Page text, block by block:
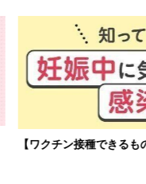
【ワクチン接種できるも